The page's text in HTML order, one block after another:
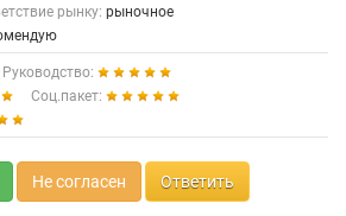
рынку: рыночное
Руководство:
Соц.пакет:
Не согласен Ответить